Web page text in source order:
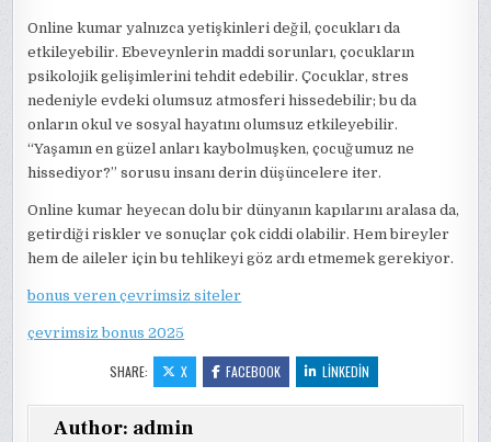
Online kumar yalnızca yetişkinleri değil, çocukları da
etkileyebilir. Ebeveynlerin maddi sorunları, çocukların
psikolojik gelişimlerini tehdit edebilir. Çocuklar, stres
nedeniyle evdeki olumsuz atmosferi hissedebilir; bu da
onların okul ve sosyal hayatını olumsuz etkileyebilir.
“Yaşamın en güzel anları kaybolmuşken, çocuğumuz ne
hissediyor?” sorusu insanı derin düşüncelere iter.
Online kumar heyecan dolu bir dünyanın kapılarını aralasa da,
getirdiği riskler ve sonuçlar çok ciddi olabilir. Hem bireyler
hem de aileler için bu tehlikeyi göz ardı etmemek gerekiyor.
bonus veren çevrimsiz siteler
çevrimsiz bonus 2025
SHARE: X FACEBOOK LINKEDIN
Author: admin